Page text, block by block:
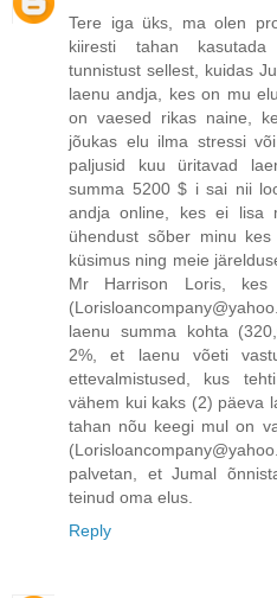
Tere iga üks, ma olen
kiiresti tahan
tunnistust sellest, kuidas
laenu andja, kes on mu
on vaesed rikas naine,
jõukas elu ilma stressi
paljusid kuu üritavad
summa 5200 $ i sai nii
andja online, kes ei lisa
ühendust sõber minu
küsimus ning meie
Mr Harrison Loris, kes
laenu summa kohta
2%, et laenu võeti
ettevalmistused, kus
vähem kui kaks (2) päeva
tahan nõu keegi mul on
palvetan, et Jumal
teinud oma elus.
Reply